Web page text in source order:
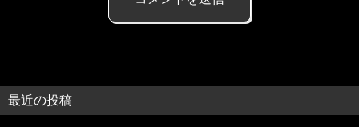
最近の投稿